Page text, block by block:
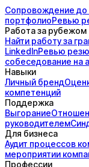
Сопровождение до
портфолиоРевью
Работа за рубежом
Найти работу за
LinkedInРевью
собеседование на
Навыки
Личный бренд
компетенций
Поддержка
Выгорание
руководителем
Для бизнеса
Аудит процессов
мероприятии
Профессии